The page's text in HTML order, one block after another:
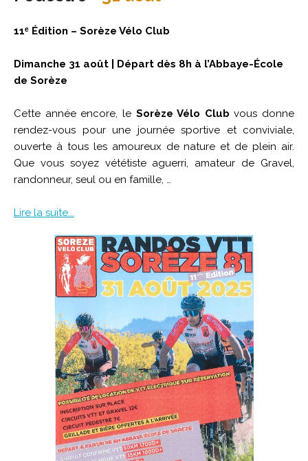
11ᵉ Édition – Sorèze Vélo Club
Dimanche 31 août | Départ dès 8h à l’Abbaye-École
de Sorèze
Cette année encore, le Sorèze Vélo Club vous donne
rendez-vous pour une journée sportive et conviviale,
ouverte à tous les amoureux de nature et de plein air.
Que vous soyez vététiste aguerri, amateur de Gravel,
randonneur, seul ou en famille, …
Lire la suite...